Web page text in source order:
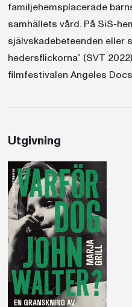
familjehemsplacerade
samhällets vård. På SiS-
självskadebeteenden eller
hedersflickorna” (SVT
filmfestivalen Angeles
Utgivning